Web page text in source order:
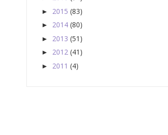
► 2015 (83)
► 2014 (80)
► 2013 (51)
► 2012 (41)
► 2011 (4)